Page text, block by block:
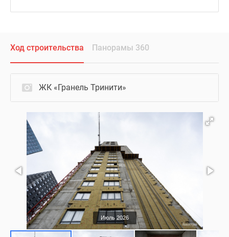
Ход строительства Панорамы 360
Июль 2026
ЖК «Гранель Тринити»